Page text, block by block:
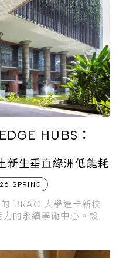
HUBS：
新生垂直綠洲低能耗
SPRING
BRAC 大學達卡新校
的永續學術中心。設計